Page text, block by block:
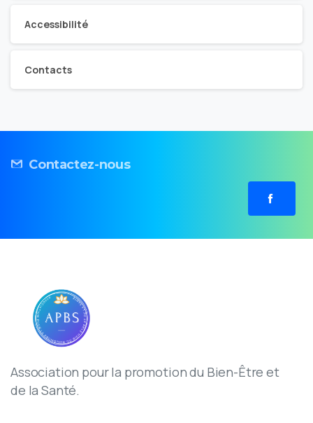
Accessibilité
Contacts
Contactez-nous
Association pour la promotion du Bien-Être et
de la Santé.